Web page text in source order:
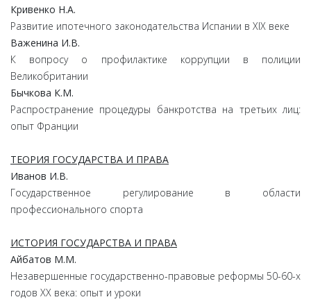
Кривенко Н.А.
Развитие ипотечного законодательства Испании в XIX веке
Важенина И.В.
К вопросу о профилактике коррупции в полиции
Великобритании
Бычкова К.М.
Распространение процедуры банкротства на третьих лиц:
опыт Франции
ТЕОРИЯ ГОСУДАРСТВА И ПРАВА
Иванов И.В.
Государственное регулирование в области
профессионального спорта
ИСТОРИЯ ГОСУДАРСТВА И ПРАВА
Айбатов М.М.
Незавершенные государственно-правовые реформы 50-60-х
годов ХХ века: опыт и уроки